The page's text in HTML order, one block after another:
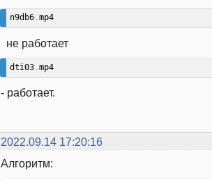
n9db6.mp4
не работает
dti03.mp4
- работает.
2022.09.14 17:20:16
Алгоритм: